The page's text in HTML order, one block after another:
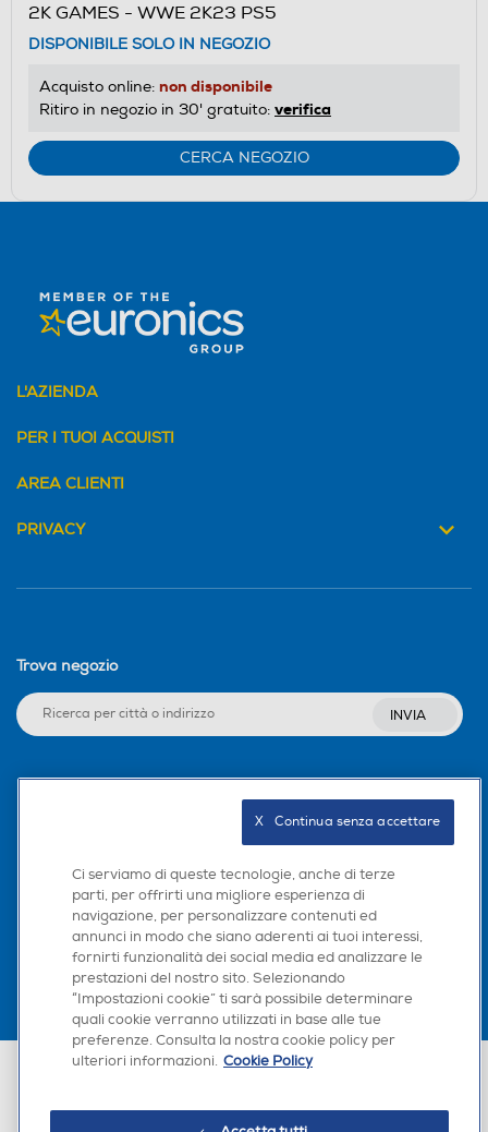
2K GAMES - WWE 2K23 PS5
DISPONIBILE SOLO IN NEGOZIO
Acquisto online: non disponibile
Ritiro in negozio in 30' gratuito: verifica
CERCA NEGOZIO
L'AZIENDA
PER I TUOI ACQUISTI
AREA CLIENTI
PRIVACY
Trova negozio
INVIA
Scarica la nostra app
Euronics Italia SpA. Sede legale Via Montefeltro, 6/a 20156 Milano
Ci serviamo di queste tecnologie, anche di terze
parti, per offrirti una migliore esperienza di
navigazione, per personalizzare contenuti ed
annunci in modo che siano aderenti ai tuoi interessi,
fornirti funzionalità dei social media ed analizzare le
prestazioni del nostro sito. Selezionando
“Impostazioni cookie” ti sarà possibile determinare
quali cookie verranno utilizzati in base alle tue
preferenze. Consulta la nostra cookie policy per
ulteriori informazioni. Cookie Policy
X   Continua senza accettare